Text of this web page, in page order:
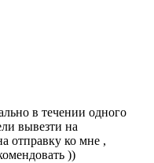
в течении одного
вывезти на
отправку ко мне ,
))